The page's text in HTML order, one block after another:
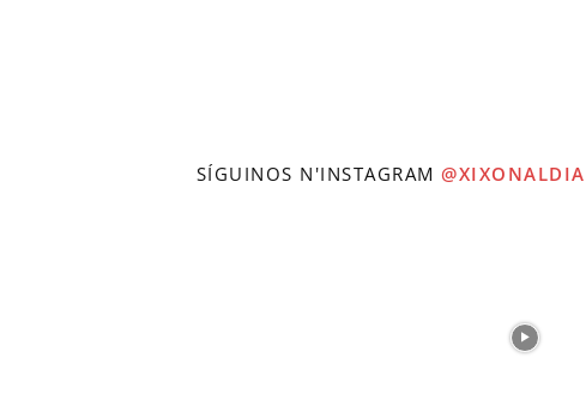
SÍGUINOS N'INSTAGRAM @XIXONALDIA